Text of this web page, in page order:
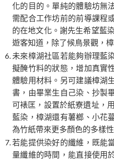
化的目的。單純的體驗坊無
需配合工作坊前的前導課程
的在地文化。謝先生希望藍
遊客知道，除了候鳥景觀，
未來樟湖社區若能夠辦理藍
擬醃竹料的狀態，增加真實
體驗用材料。另可建議樟湖
書，由畢業生自己染、抄製
可裱匡，設置於紙寮遺址，
藍染，樟湖還有薯榔、小花
為竹紙帶來更多顏色的多樣性
若能提供染好的纖維，既能
量纖維的時間，能直接使用